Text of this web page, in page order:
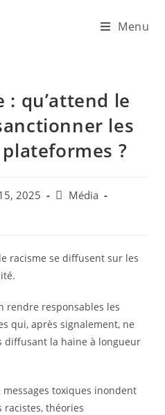
Menu
: qu’attend le
les
?
2025
Média
racisme se diffusent sur les
rendre responsables les
qui, après signalement, ne
diffusant la haine à longueur
toxiques inondent
racistes, théories